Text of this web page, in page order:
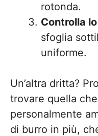
rotonda.
Controlla
sfoglia
uniforme.
Un’altra dritta?
trovare quella
personalmente
di burro in più,